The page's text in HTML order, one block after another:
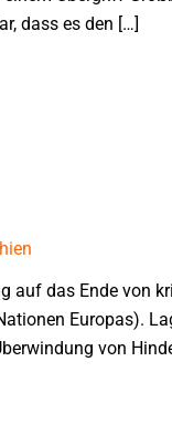
dass es den […]
auf das Ende von
Europas).
von